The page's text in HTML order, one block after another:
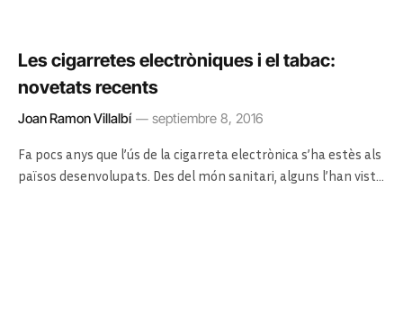
Les cigarretes electròniques i el tabac:
novetats recents
Joan Ramon Villalbí septiembre 8, 2016
Fa pocs anys que l’ús de la cigarreta electrònica s’ha estès als
països desenvolupats. Des del món sanitari, alguns l’han vist…